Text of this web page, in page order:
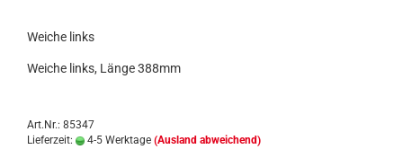
Weiche links
Weiche links, Länge 388mm
Art.Nr.: 85347
Lieferzeit:
4-5 Werktage (Ausland abweichend)